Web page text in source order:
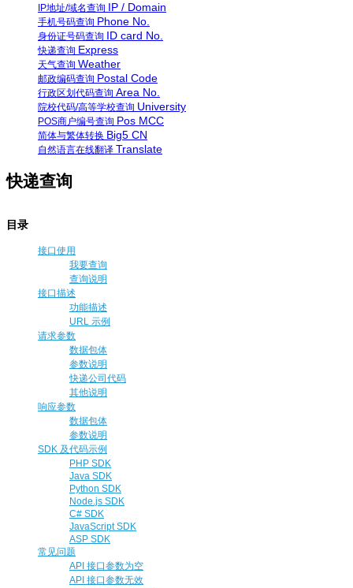
IP地址/域名查询 IP / Domain
手机号码查询 Phone No.
身份证号码查询 ID card No.
快递查询 Express
天气查询 Weather
邮政编码查询 Postal Code
行政区划代码查询 Area No.
院校代码/高等学校查询 University
POS商户编号查询 Pos MCC
简体与繁体转换 Big5 CN
自然语言在线翻译 Translate
快递查询
目录
接口使用
我要查询
查询说明
接口描述
功能描述
URL 示例
请求参数
数据包体
参数说明
快递公司代码
其他说明
响应参数
数据包体
参数说明
SDK 及代码示例
PHP SDK
Java SDK
Python SDK
Node.js SDK
C# SDK
JavaScript SDK
ASP SDK
常见问题
API 接口参数为空
API 接口参数无效